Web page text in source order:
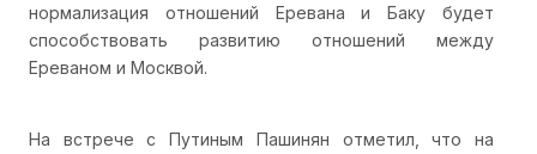
нормализация отношений Еревана и Баку будет
способствовать развитию отношений между
Ереваном и Москвой.
На встрече с Путиным Пашинян отметил, что на